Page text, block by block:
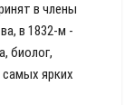
в члены
в 1832-м -
биолог,
самых ярких